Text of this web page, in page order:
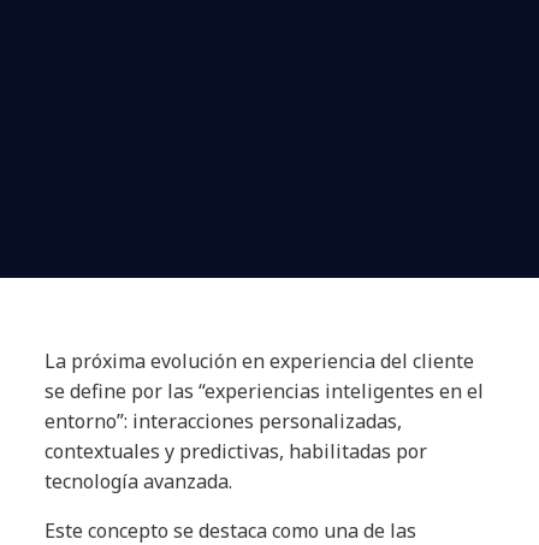
La próxima evolución en experiencia del cliente
se define por las “experiencias inteligentes en el
entorno”: interacciones personalizadas,
contextuales y predictivas, habilitadas por
tecnología avanzada.
Este concepto se destaca como una de las